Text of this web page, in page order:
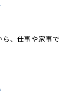
、仕事や家事で